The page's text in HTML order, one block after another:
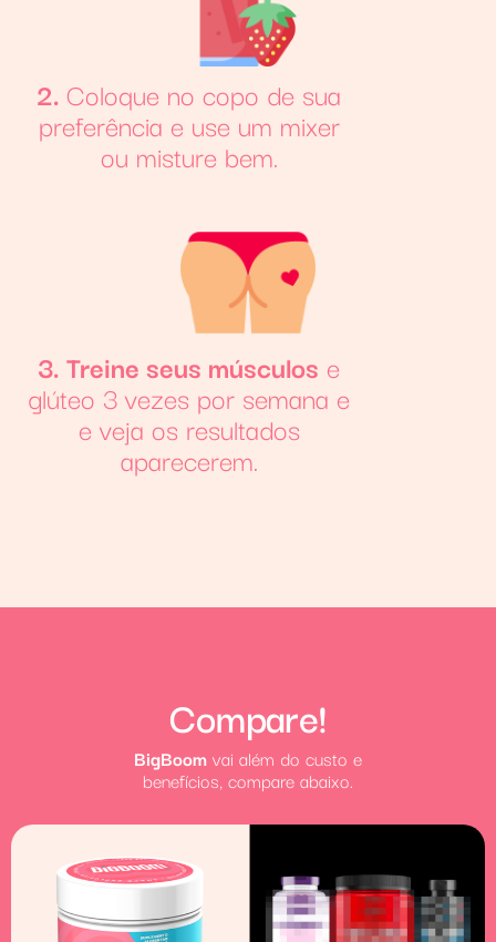
2.Coloque no copo de sua
preferência e use um mixer
ou misture bem.
3. Treine seus músculos e
glúteo 3 vezes por semana e
e veja os resultados
aparecerem.
Compare!
BigBoomvai além do custo e
benefícios, compare abaixo.